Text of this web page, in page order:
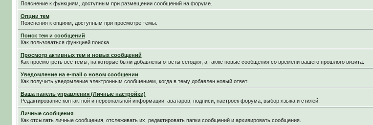
Пояснение к функциям, доступным при размещении сообщений на форуме.
Опции тем
Пояснения к опциям, доступным при просмотре темы.
Поиск тем и сообщений
Как пользоваться функцией поиска.
Просмотр активных тем и новых сообщений
Как просмотреть все темы, на которые были добавлены ответы сегодня, а также новые сообщения со времени вашего прошлого визита.
Уведомление на е-mail о новом сообщении
Как получить уведомление электронным сообщением, когда в тему добавлен новый ответ.
Ваша панель управления (Личные настройки)
Редактирование контактной и персональной информации, аватаров, подписи, настроек форума, выбор языка и стилей.
Личные сообщения
Как отсылать личные сообщения, отслеживать их, редактировать папки сообщений и архивировать сообщения.